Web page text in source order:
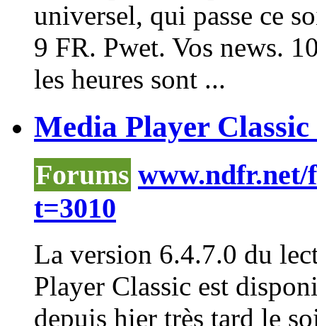
universel, qui passe ce
9 FR. Pwet. Vos news.
les heures sont ...
Media Player
Forums www.ndfr.net/
t=3010
La version 6.4.7.0 du
Player Classic est
depuis hier très tard le